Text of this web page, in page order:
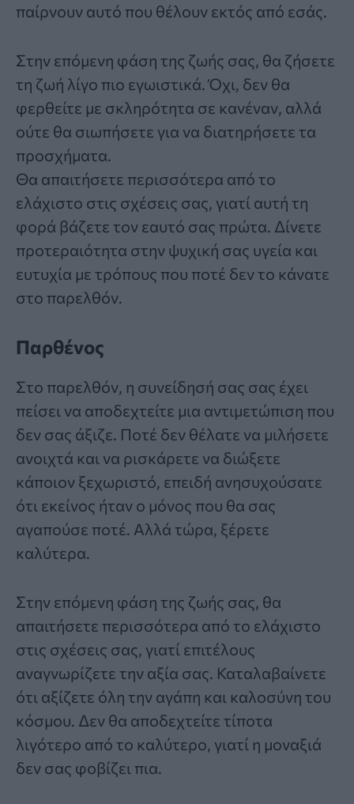
παίρνουν αυτό που θέλουν εκτός από εσάς.
Στην επόμενη φάση της ζωής σας, θα ζήσετε
τη ζωή λίγο πιο εγωιστικά. Όχι, δεν θα
φερθείτε με σκληρότητα σε κανέναν, αλλά
ούτε θα σιωπήσετε για να διατηρήσετε τα
προσχήματα.
Θα απαιτήσετε περισσότερα από το
ελάχιστο στις σχέσεις σας, γιατί αυτή τη
φορά βάζετε τον εαυτό σας πρώτα. Δίνετε
προτεραιότητα στην ψυχική σας υγεία και
ευτυχία με τρόπους που ποτέ δεν το κάνατε
στο παρελθόν.
Παρθένος
Στο παρελθόν, η συνείδησή σας σας έχει
πείσει να αποδεχτείτε μια αντιμετώπιση που
δεν σας άξιζε. Ποτέ δεν θέλατε να μιλήσετε
ανοιχτά και να ρισκάρετε να διώξετε
κάποιον ξεχωριστό, επειδή ανησυχούσατε
ότι εκείνος ήταν ο μόνος που θα σας
αγαπούσε ποτέ. Αλλά τώρα, ξέρετε
καλύτερα.
Στην επόμενη φάση της ζωής σας, θα
απαιτήσετε περισσότερα από το ελάχιστο
στις σχέσεις σας, γιατί επιτέλους
αναγνωρίζετε την αξία σας. Καταλαβαίνετε
ότι αξίζετε όλη την αγάπη και καλοσύνη του
κόσμου. Δεν θα αποδεχτείτε τίποτα
λιγότερο από το καλύτερο, γιατί η μοναξιά
δεν σας φοβίζει πια.